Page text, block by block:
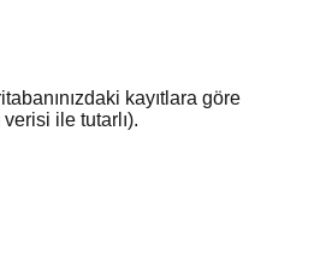
kayıtlara göre
ile tutarlı).